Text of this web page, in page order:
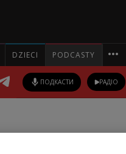
DZIECI PODCASTY
ПОДКАСТИ РАДІО